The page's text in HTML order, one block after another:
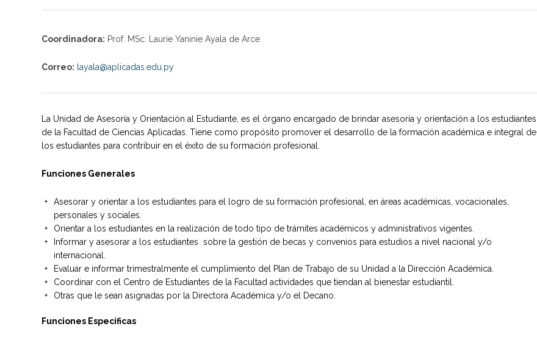
Coordinadora: Prof. MSc. Laurie Yaninie Ayala de Arce
Correo: layala@aplicadas.edu.py
La Unidad de Asesoría y Orientación al Estudiante, es el órgano encargado de brindar asesoría y orientación a los estudiantes
de la Facultad de Ciencias Aplicadas. Tiene como propósito promover el desarrollo de la formación académica e integral de
los estudiantes para contribuir en el éxito de su formación profesional.
Funciones Generales
Asesorar y orientar a los estudiantes para el logro de su formación profesional, en áreas académicas, vocacionales,
personales y sociales.
Orientar a los estudiantes en la realización de todo tipo de trámites académicos y administrativos vigentes.
Informar y asesorar a los estudiantes sobre la gestión de becas y convenios para estudios a nivel nacional y/o
internacional.
Evaluar e informar trimestralmente el cumplimiento del Plan de Trabajo de su Unidad a la Dirección Académica.
Coordinar con el Centro de Estudiantes de la Facultad actividades que tiendan al bienestar estudiantil.
Otras que le sean asignadas por la Directora Académica y/o el Decano.
Funciones Específicas